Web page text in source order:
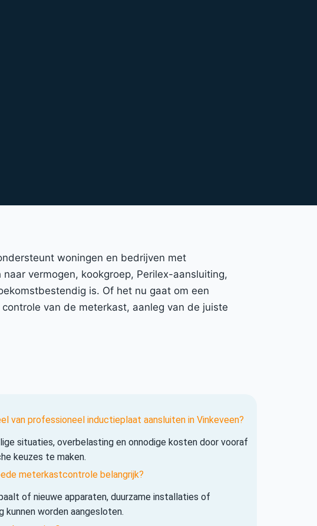
woningen en bedrijven met
vermogen, kookgroep, Perilex-aansluiting,
is. Of het nu gaat om een
van de meterkast, aanleg van de juiste
van professioneel inductieplaat aansluiten in Vinkeveen?
situaties, overbelasting en onnodige kosten door vooraf
keuzes te maken.
meterkastcontrole belangrijk?
of nieuwe apparaten, duurzame installaties of
kunnen worden aangesloten.